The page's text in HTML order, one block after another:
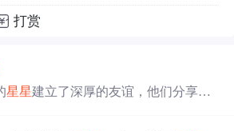
打赏
星星建立了深厚的友谊，他们分享彼